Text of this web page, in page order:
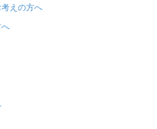
えの方へ